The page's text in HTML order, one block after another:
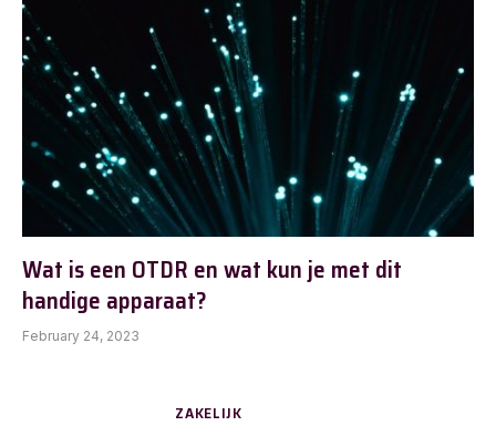
Wat is een OTDR en wat kun je met dit
handige apparaat?
February 24, 2023
ZAKELIJK